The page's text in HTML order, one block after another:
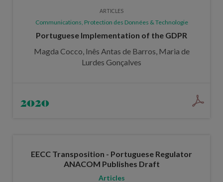
ARTICLES
Communications, Protection des Données & Technologie
Portuguese Implementation of the GDPR
Magda Cocco, Inês Antas de Barros, Maria de
Lurdes Gonçalves
2020
EECC Transposition - Portuguese Regulator
ANACOM Publishes Draft
Articles